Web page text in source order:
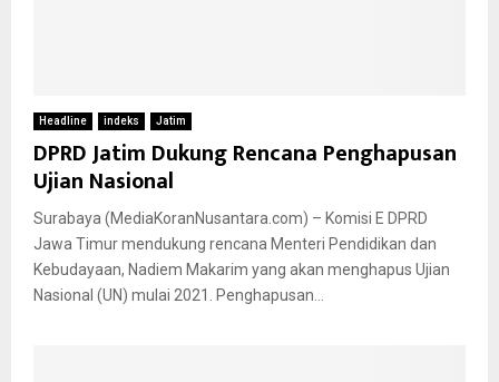
Headline indeks Jatim
DPRD Jatim Dukung Rencana Penghapusan
Ujian Nasional
Surabaya (MediaKoranNusantara.com) – Komisi E DPRD
Jawa Timur mendukung rencana Menteri Pendidikan dan
Kebudayaan, Nadiem Makarim yang akan menghapus Ujian
Nasional (UN) mulai 2021. Penghapusan...